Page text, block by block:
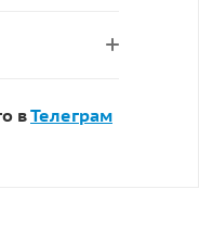
вТелеграм